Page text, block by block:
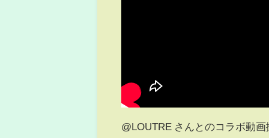
@LOUTRE さんとのコラボ動